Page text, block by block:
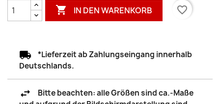
 IN DEN WARENKORB favorite_border
*Lieferzeit ab Zahlungseingang innerhalb
Deutschlands.
Bitte beachten: alle Größen sind ca.-Maße